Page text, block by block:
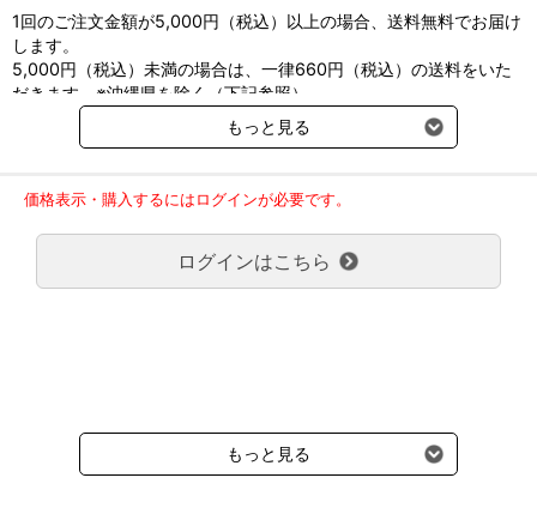
1回のご注文金額が5,000円（税込）以上の場合、送料無料でお届け
します。
5,000円（税込）未満の場合は、一律660円（税込）の送料をいた
だきます。※沖縄県を除く（下記参照）
※2017年11月14日（火）より沖縄県へのお届けにつきましては、1
回のご注文金額（税込）が、30,000円以上で配送無料となります。
ご了承のほどよろしくお願い致します。
弊社都合でお届けが２回以上に分かれる場合の送料負担は、１回分
のみで新たな送料は発生しません。
大型商品送料が必要な商品をご注文の場合は、大型商品送料のみご
負担頂きます。
受けます。
もっと見る
価格表示・購入するにはログインが必要です。
ログインはこちら
もっと見る